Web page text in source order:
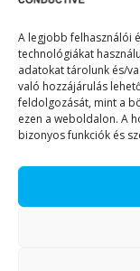
A legjobb felhasználói
technológiákat
adatokat tárolunk és/
való hozzájárulás
feldolgozását, mint a
ezen a weboldalon. A
bizonyos funkciók és
Copyright © 2023.